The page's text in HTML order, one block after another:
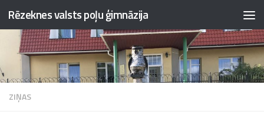
Skip to content
Rēzeknes valsts poļu ģimnāzija
ZIŅAS